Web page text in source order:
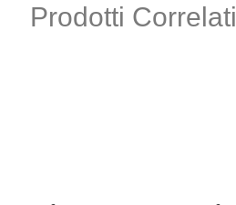
Prodotti Correlati